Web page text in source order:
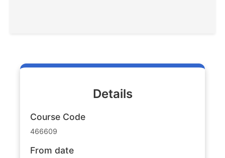
Details
Course Code
466609
From date